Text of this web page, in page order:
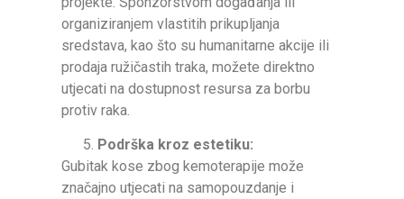
organiziranjem vlastitih prikupljanja
sredstava, kao što su humanitarne akcije ili
prodaja ružičastih traka, možete direktno
utjecati na dostupnost resursa za borbu
protiv raka.
Podrška kroz estetiku:
Gubitak kose zbog kemoterapije može
značajno utjecati na samopouzdanje i